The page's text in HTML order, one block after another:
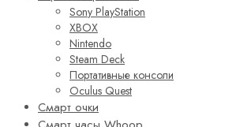
Sony PlayStation
XBOX
Nintendo
Steam Deck
Портативные консоли
Oculus Quest
Смарт очки